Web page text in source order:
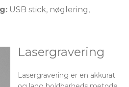
USB stick, nøglering,
Lasergravering
Lasergravering er en akkurat